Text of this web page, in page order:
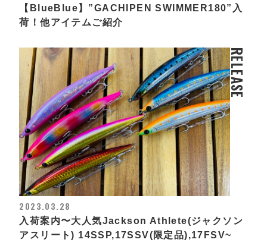
【BlueBlue】”GACHIPEN SWIMMER180”入
荷！他アイテムご紹介
RELEASE
2023.03.28
入荷案内〜大人気Jackson Athlete(ジャクソン
アスリート) 14SSP,17SSV(限定品),17FSV~